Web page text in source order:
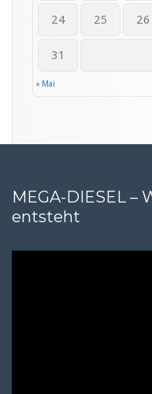
24 25 26
31
« Mai
MEGA-DIESEL –
entsteht